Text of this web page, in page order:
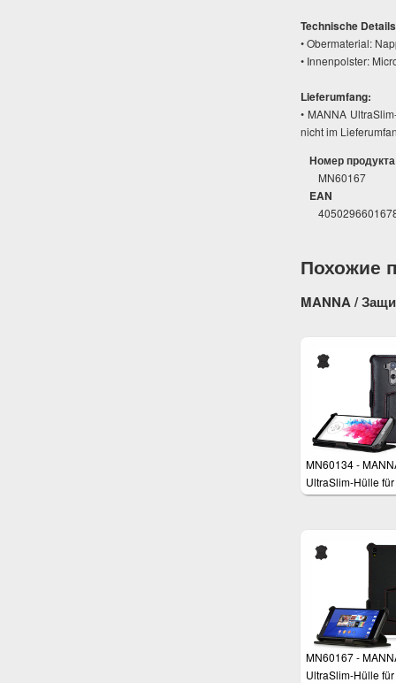
Technische
• Obermaterial:
• Innenpolster:
Lieferumfang:
• MANNA
nicht im
Номер продукта
MN60167
EAN
Похожие
MANNA /
MN60134 -
UltraSlim-Hülle
LG G3
MN60167 -
UltraSlim-Hülle